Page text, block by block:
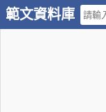
範文資料庫